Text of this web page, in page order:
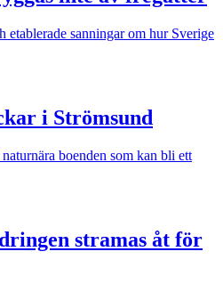
etablerade sanningar om hur Sverige
i Strömsund
boenden som kan bli ett
stramas åt för